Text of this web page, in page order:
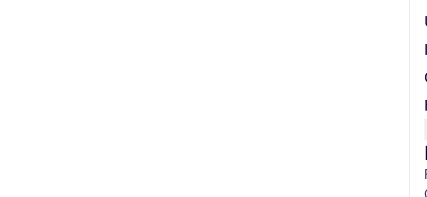
Ihr persönlicher, individueller Weiterbildungsbedarf steht
Unterrichtsmaterialien erleichtern es Ihnen, das Gelernte
Lehrgänge, Workshops und Seminare zu den gängigen
Für Unternehmen bieten wir Inhouse-Schulungen, die
Geschäftsstelle ist seit 2011 Mitglied der